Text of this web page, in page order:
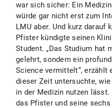
war sich sicher: Ein
würde gar nicht erst zum
LMU aber. Und kurz darauf
Pfister kündigte seinen
Student. „Das Studium hat
gelehrt, sondern ein
Science vermittelt“, erzählt
dieser Zeit untersuchte,
in der Medizin nutzen
das Pfister und seine